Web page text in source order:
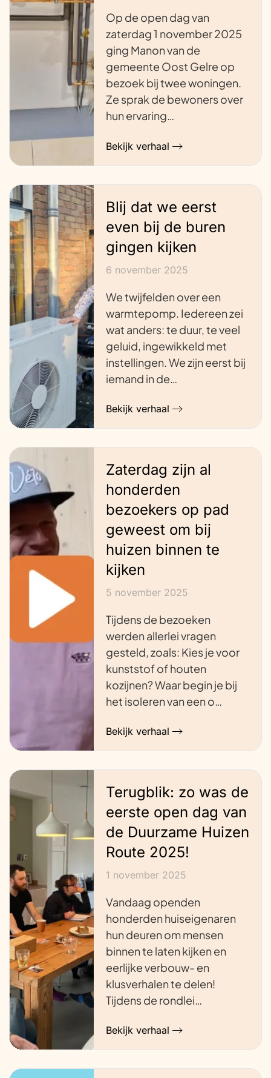
Op de open dag van
zaterdag 1 november 2025
ging Manon van de
gemeente Oost Gelre op
bezoek bij twee woningen.
Ze sprak de bewoners over
hun ervaring…
Bekijk verhaal
Blij dat we eerst
even bij de buren
gingen kijken
6 november 2025
We twijfelden over een
warmtepomp. Iedereen zei
wat anders: te duur, te veel
geluid, ingewikkeld met
instellingen. We zijn eerst bij
iemand in de…
Bekijk verhaal
Zaterdag zijn al
honderden
bezoekers op pad
geweest om bij
huizen binnen te
kijken
5 november 2025
Tijdens de bezoeken
werden allerlei vragen
gesteld, zoals: Kies je voor
kunststof of houten
kozijnen? Waar begin je bij
het isoleren van een o…
Bekijk verhaal
Terugblik: zo was de
eerste open dag van
de Duurzame Huizen
Route 2025!
1 november 2025
Vandaag openden
honderden huiseigenaren
hun deuren om mensen
binnen te laten kijken en
eerlijke verbouw- en
klusverhalen te delen!
Tijdens de rondlei…
Bekijk verhaal